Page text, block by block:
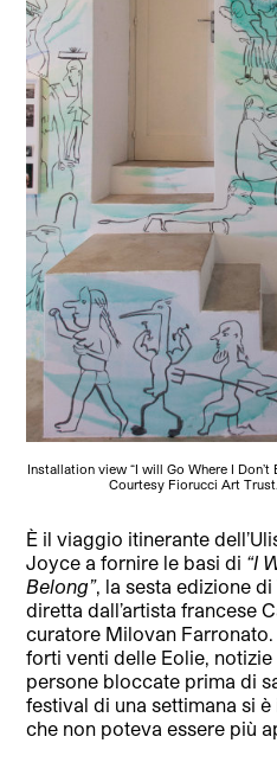
Installation view “I will Go Where I
Courtesy Fiorucci Art
È il viaggio itinerante
Joyce a fornire le basi di “I
Belong”, la sesta edizione
diretta dall’artista francese
curatore Milovan
forti venti delle Eolie,
persone bloccate prima di
festival di una settimana si
che non poteva essere più